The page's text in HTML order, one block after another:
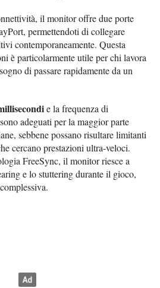
il monitor offre due porte
permettendoti di collegare
contemporaneamente. Questa
è particolarmente utile per chi lavora
di passare rapidamente da un
e la frequenza di
sono adeguati per la maggior parte
sebbene possano risultare limitanti
cercano prestazioni ultra-veloci.
FreeSync, il monitor riesce a
e lo stuttering durante il gioco,